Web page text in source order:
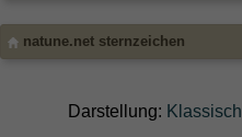
natune.net sternzeichen
Darstellung: Klassisch